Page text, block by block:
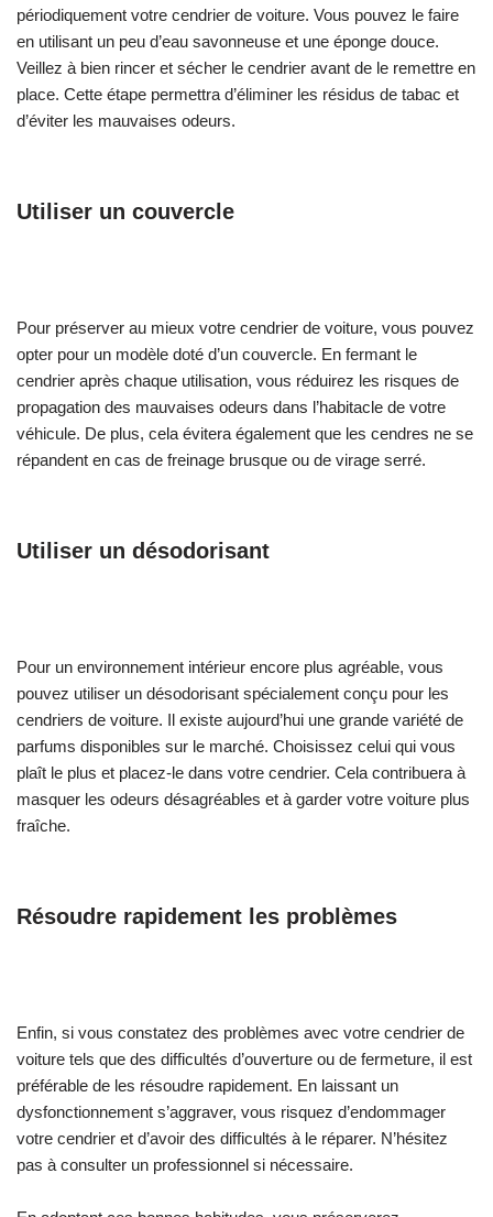
périodiquement votre cendrier de voiture. Vous pouvez le faire
en utilisant un peu d’eau savonneuse et une éponge douce.
Veillez à bien rincer et sécher le cendrier avant de le remettre en
place. Cette étape permettra d’éliminer les résidus de tabac et
d’éviter les mauvaises odeurs.
Utiliser un couvercle
Pour préserver au mieux votre cendrier de voiture, vous pouvez
opter pour un modèle doté d’un couvercle. En fermant le
cendrier après chaque utilisation, vous réduirez les risques de
propagation des mauvaises odeurs dans l’habitacle de votre
véhicule. De plus, cela évitera également que les cendres ne se
répandent en cas de freinage brusque ou de virage serré.
Utiliser un désodorisant
Pour un environnement intérieur encore plus agréable, vous
pouvez utiliser un désodorisant spécialement conçu pour les
cendriers de voiture. Il existe aujourd’hui une grande variété de
parfums disponibles sur le marché. Choisissez celui qui vous
plaît le plus et placez-le dans votre cendrier. Cela contribuera à
masquer les odeurs désagréables et à garder votre voiture plus
fraîche.
Résoudre rapidement les problèmes
Enfin, si vous constatez des problèmes avec votre cendrier de
voiture tels que des difficultés d’ouverture ou de fermeture, il est
préférable de les résoudre rapidement. En laissant un
dysfonctionnement s’aggraver, vous risquez d’endommager
votre cendrier et d’avoir des difficultés à le réparer. N’hésitez
pas à consulter un professionnel si nécessaire.